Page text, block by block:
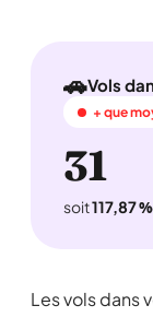
🚗Vols
+ que
31
soit117,87
Les vols dans